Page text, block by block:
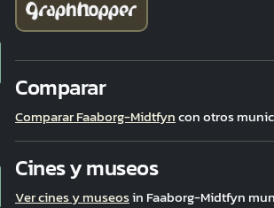
Comparar
Comparar Faaborg-Midtfyncon otros
Cines y museos
Ver cines y museosin Faaborg-Midtfyn